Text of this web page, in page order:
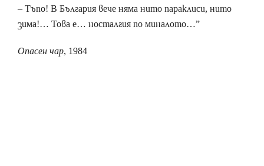
– Тъпо! В България вече няма нито параклиси, нито
зима!… Това е… носталгия по миналото…”
Опасен чар, 1984